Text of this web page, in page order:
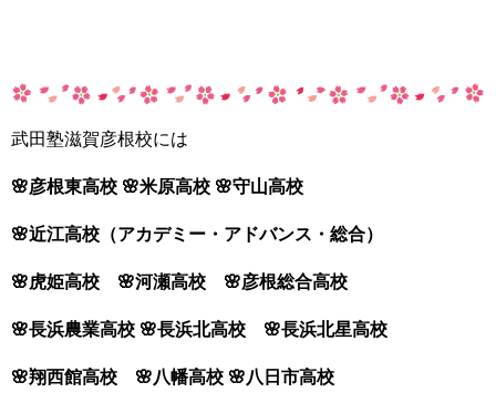
武田塾滋賀彦根校には
🌸彦根東高校 🌸米原高校 🌸守山高校
🌸近江高校（アカデミー・アドバンス・総合）
🌸虎姫高校 🌸河瀬高校 🌸彦根総合高校
🌸長浜農業高校 🌸長浜北高校 🌸長浜北星高校
🌸翔西館高校 🌸八幡高校 🌸八日市高校